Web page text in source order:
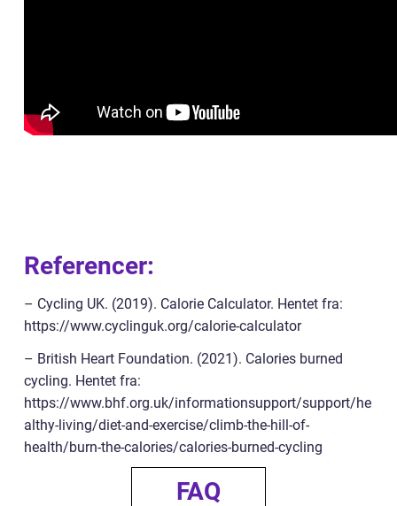
Referencer:
– Cycling UK. (2019). Calorie Calculator. Hentet fra:
https://www.cyclinguk.org/calorie-calculator
– British Heart Foundation. (2021). Calories burned
cycling. Hentet fra:
https://www.bhf.org.uk/informationsupport/support/he
althy-living/diet-and-exercise/climb-the-hill-of-
health/burn-the-calories/calories-burned-cycling
FAQ